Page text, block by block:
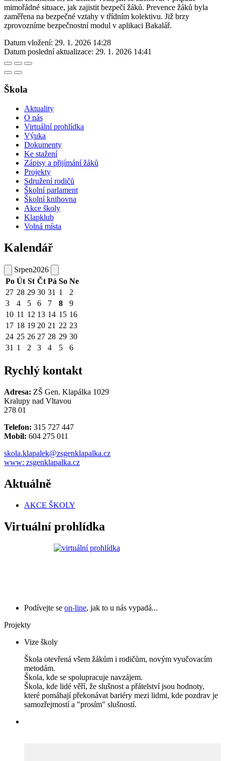
mimořádné situace, jak zajistit bezpečí žáků. Prevence žáků byla
zaměřena na bezpečné vztahy v třídním kolektivu. Již brzy
zprovozníme bezpečnostní modul v aplikaci Bakalář.
Datum vložení: 29. 1. 2026 14:28
Datum poslední aktualizace: 29. 1. 2026 14:41
Škola
Aktuality
O nás
Virtuální prohlídka
Výuka
Dokumenty
Ke stažení
Zápisy a přijímání žáků
Projekty
Sdružení rodičů
Školní parlament
Školní knihovna
Akce školy
Klapklub
Volná místa
Kalendář
Srpen2026
Po Út St Čt Pá So Ne
27 28 29 30 31 1
2
3
4 5 6 7 8
9
10 11 12 13 14 15 16
17 18 19 20 21 22 23
24 25 26 27 28 29 30
31 1 2 3 4 5 6
Rychlý kontakt
Adresa: ZŠ Gen. Klapálka 1029
Kralupy nad Vltavou
278 01
Telefon: 315 727 447
Mobil: 604 275 011
skola.klapalek@zsgenklapalka.cz
www: zsgenklapalka.cz
Aktuálně
AKCE ŠKOLY
Virtuální prohlídka
Podívejte se on-line, jak to u nás vypadá...
Projekty
Vize školy
Škola otevřená všem žákům i rodičům, novým vyučovacím
metodám.
Škola, kde se spolupracuje navzájem.
Škola, kde lidé věří, že slušnost a přátelství jsou hodnoty,
které pomáhají překonávat bariéry mezi lidmi, kde pozdrav je
samozřejmostí a "prosím" slušností.